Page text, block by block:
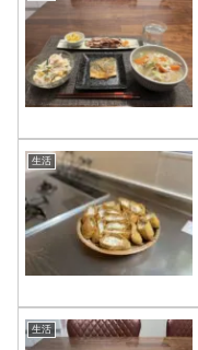
生活
生活